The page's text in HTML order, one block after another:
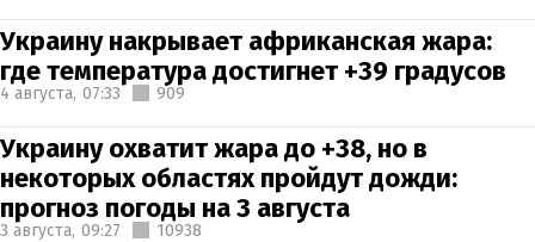
Украину накрывает африканская жара:
где температура достигнет +39 градусов
4 августа, 07:33 909
Украину охватит жара до +38, но в
некоторых областях пройдут дожди:
прогноз погоды на 3 августа
3 августа, 09:27 10938